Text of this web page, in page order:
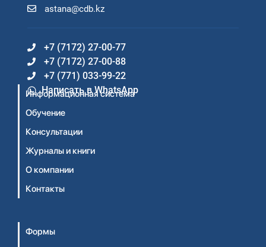
astana@cdb.kz
+7 (7172) 27-00-77
+7 (7172) 27-00-88
+7 (771) 033-99-22
Написать в WhatsApp
Информационная система
Обучение
Консультации
Журналы и книги
О компании
Контакты
Формы